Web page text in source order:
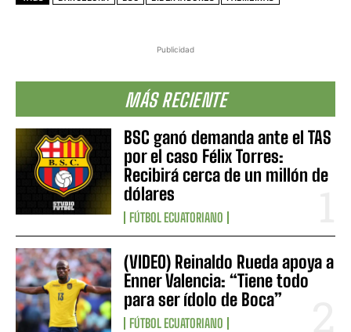
Publicidad
MÁS RECIENTE
BSC ganó demanda ante el TAS
por el caso Félix Torres:
Recibirá cerca de un millón de
dólares
FÚTBOL ECUATORIANO
(VIDEO) Reinaldo Rueda apoya a
Enner Valencia: “Tiene todo
para ser ídolo de Boca”
FÚTBOL ECUATORIANO